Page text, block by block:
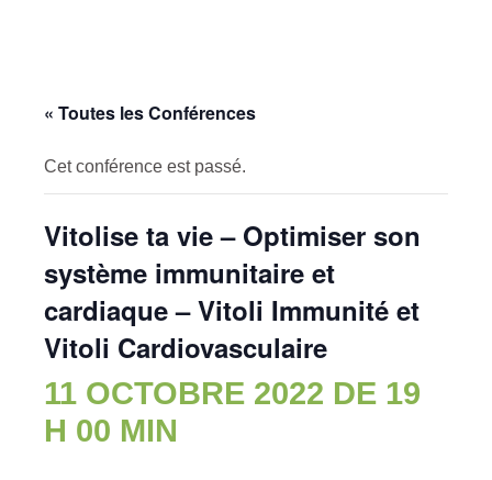
« Toutes les Conférences
Cet conférence est passé.
Vitolise ta vie – Optimiser son
système immunitaire et
cardiaque – Vitoli Immunité et
Vitoli Cardiovasculaire
11 OCTOBRE 2022 DE 19
H 00 MIN